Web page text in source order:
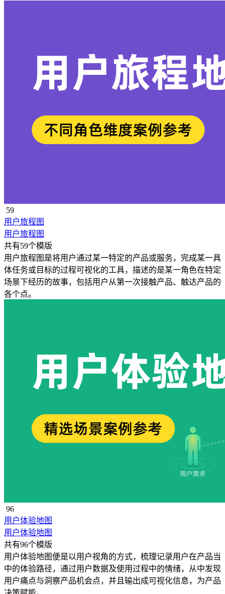
59
用户旅程图
用户旅程图
共有59个模版
用户旅程图是将用户通过某一特定的产品或服务，完成某一具
体任务或目标的过程可视化的工具，描述的是某一角色在特定
场景下经历的故事，包括用户从第一次接触产品、触达产品的
各个点。
96
用户体验地图
用户体验地图
共有96个模版
用户体验地图便是以用户视角的方式，梳理记录用户在产品当
中的体验路径，通过用户数据及使用过程中的情绪，从中发现
用户痛点与洞察产品机会点，并且输出成可视化信息，为产品